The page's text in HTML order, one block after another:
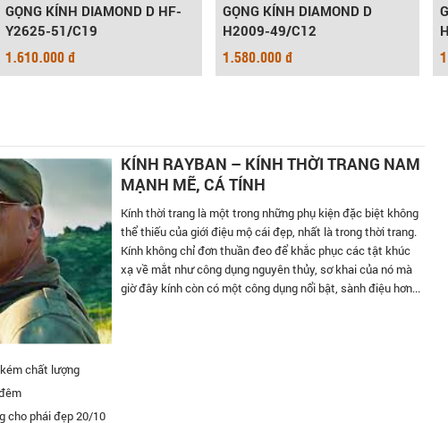
GỌNG KÍNH DIAMOND D HF-
Y2625-51/C19
1.610.000 đ
GỌNG KÍNH DIAMOND D
H2009-49/C12
1.580.000 đ
KÍNH RAYBAN – KÍNH THỜI TRANG NAM
MẠNH MẼ, CÁ TÍNH
Kính thời trang là một trong những phụ kiện đặc biệt không
thể thiếu của giới điệu mộ cái đẹp, nhất là trong thời trang.
Kính không chỉ đơn thuần đeo để khắc phục các tật khúc
xạ về mắt như công dụng nguyên thủy, sơ khai của nó mà
giờ đây kính còn có một công dụng nổi bật, sành điệu hơn...
chất lượng
cho phái đẹp 20/10